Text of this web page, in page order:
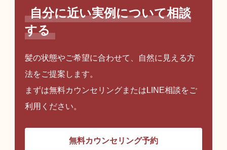
自分に近い実例について相談
する
髪の状態やご希望に合わせて、自然に見える方
法をご提案します。
まずは無料カウンセリングまたはLINE相談をご
利用ください。
無料カウンセリング予約